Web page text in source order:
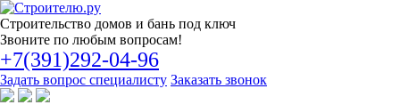
Строительство домов и бань под ключ
Звоните по любым вопросам!
+7(391)292-04-96
Задать вопрос специалисту Заказать звонок